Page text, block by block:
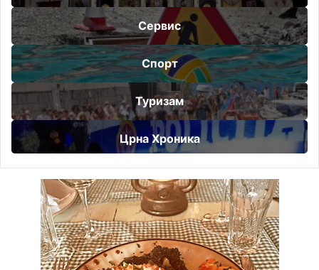
Сервис
Спорт
Туризам
Црна Хроника